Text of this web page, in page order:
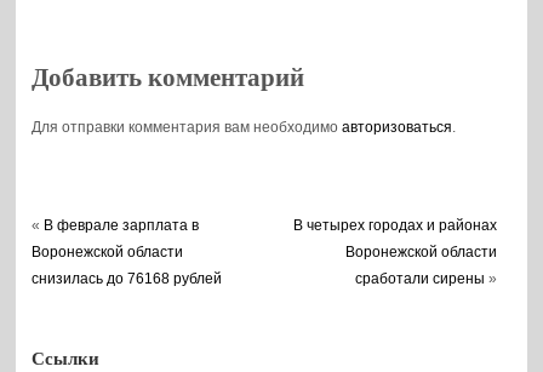
Добавить комментарий
Для отправки комментария вам необходимоавторизоваться.
« В феврале зарплата в
Воронежской области
снизилась до 76168 рублей
В четырех городах и районах
Воронежской области
сработали сирены »
Ссылки